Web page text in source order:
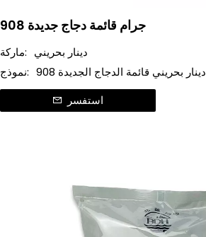
908 جرام قائمة دجاج جديدة
ماركة: دينار بحريني
نموذج:
908 دينار بحريني قائمة الدجاج الجديدة
استفسر